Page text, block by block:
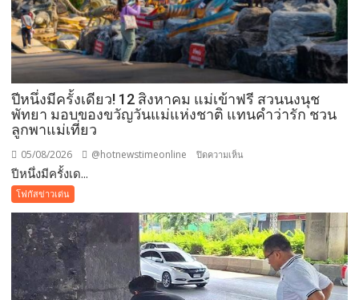
ปีหนึ่งมีครั้งเดียว! 12 สิงหาคม แม่เข้าฟรี สวนนงนุช
พัทยา มอบของขวัญวันแม่แห่งชาติ แทนคำว่ารัก ชวน
ลูกพาแม่เที่ยว
05/08/2026 @hotnewstimeonline ปิดความเห็น
ครั้ง
เดียว!
12
สิงหาคม
แม่
ปีหนึ่งมีครั้งเด...
โฟกัสข่าวเด่น